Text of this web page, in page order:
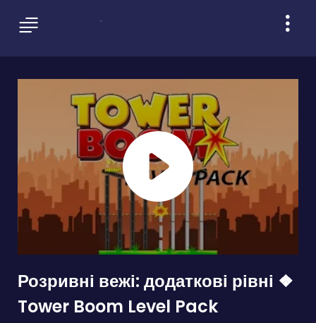
Розривні вежі: додаткові рівні ❖
Tower Boom Level Pack